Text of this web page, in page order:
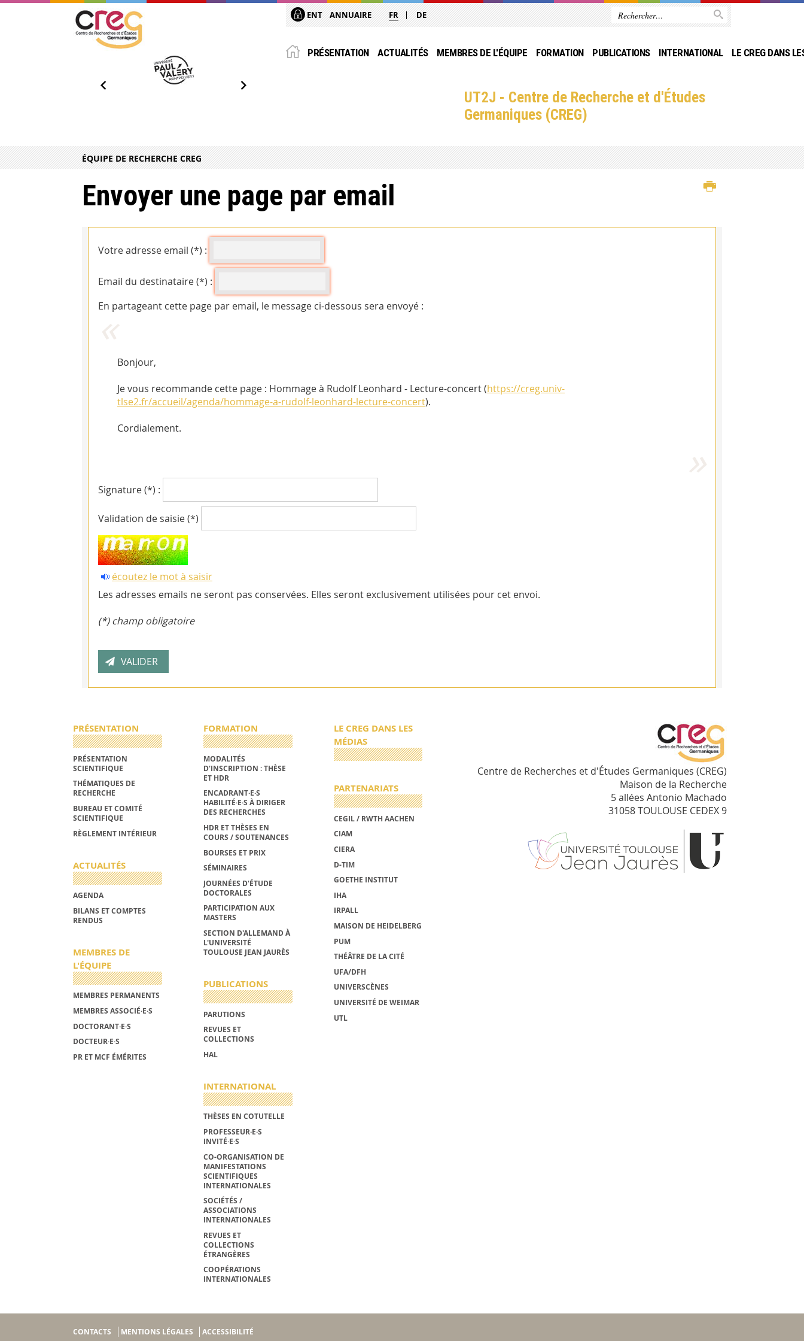
ENT ANNUAIRE FR DE
PRÉSENTATION ACTUALITÉS MEMBRES DE L'ÉQUIPE FORMATION PUBLICATIONS INTERNATIONAL LE CREG DANS
UT2J - Centre de Recherche et d'Études
Germaniques (CREG)
ÉQUIPE DE RECHERCHE CREG
Envoyer une page par email
Votre adresse email (*) :
Email du destinataire (*) :
En partageant cette page par email, le message ci-dessous sera envoyé :
Bonjour,
Je vous recommande cette page : Hommage à Rudolf Leonhard - Lecture-concert (https://creg.univ-
tlse2.fr/accueil/agenda/hommage-a-rudolf-leonhard-lecture-concert).
Cordialement.
Signature (*) :
Validation de saisie (*)
écoutez le mot à saisir
Les adresses emails ne seront pas conservées. Elles seront exclusivement utilisées pour cet envoi.
(*) champ obligatoire
PRÉSENTATION
PRÉSENTATION
SCIENTIFIQUE
THÉMATIQUES DE
RECHERCHE
BUREAU ET COMITÉ
SCIENTIFIQUE
RÈGLEMENT INTÉRIEUR
ACTUALITÉS
AGENDA
BILANS ET COMPTES
RENDUS
MEMBRES DE
L'ÉQUIPE
MEMBRES PERMANENTS
MEMBRES ASSOCIÉ·E·S
DOCTORANT·E·S
DOCTEUR·E·S
PR ET MCF ÉMÉRITES
FORMATION
MODALITÉS
D'INSCRIPTION : THÈSE
ET HDR
ENCADRANT·E·S
HABILITÉ·E·S À DIRIGER
DES RECHERCHES
HDR ET THÈSES EN
COURS / SOUTENANCES
BOURSES ET PRIX
SÉMINAIRES
JOURNÉES D'ÉTUDE
DOCTORALES
PARTICIPATION AUX
MASTERS
SECTION D'ALLEMAND À
L'UNIVERSITÉ
TOULOUSE JEAN JAURÈS
PUBLICATIONS
PARUTIONS
REVUES ET
COLLECTIONS
HAL
INTERNATIONAL
THÈSES EN COTUTELLE
PROFESSEUR·E·S
INVITÉ·E·S
CO-ORGANISATION DE
MANIFESTATIONS
SCIENTIFIQUES
INTERNATIONALES
SOCIÉTÉS /
ASSOCIATIONS
INTERNATIONALES
REVUES ET
COLLECTIONS
ÉTRANGÈRES
COOPÉRATIONS
INTERNATIONALES
LE CREG DANS LES
MÉDIAS
PARTENARIATS
CEGIL / RWTH AACHEN
CIAM
CIERA
D-TIM
GOETHE INSTITUT
IHA
IRPALL
MAISON DE HEIDELBERG
PUM
THÉÂTRE DE LA CITÉ
UFA/DFH
UNIVERSCÈNES
UNIVERSITÉ DE WEIMAR
UTL
Centre de Recherches et d'Études Germaniques (CREG)
Maison de la Recherche
5 allées Antonio Machado
31058 TOULOUSE CEDEX 9
CONTACTS MENTIONS LÉGALES ACCESSIBILITÉ